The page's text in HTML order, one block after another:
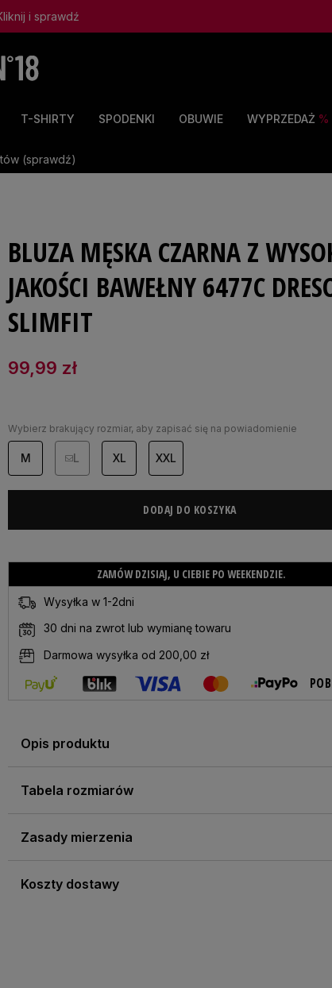
i sprawdź
T-SHIRTY SPODENKI OBUWIE WYPRZEDAŻ
(sprawdź)
BLUZA MĘSKA CZARNA Z
JAKOŚCI BAWEŁNY 6477C
SLIMFIT
99,99 zł
Wybierz brakujący rozmiar, aby zapisać się na powiadomienie
M L XL XXL
DODAJ DO KOSZYKA
ZAMÓW DZISIAJ, U CIEBIE PO WEEKENDZIE.
Wysyłka w 1-2dni
30 dni na zwrot lub wymianę towaru
Darmowa wysyłka od 200,00 zł
Opis produktu
Tabela rozmiarów
Zasady mierzenia
Koszty dostawy